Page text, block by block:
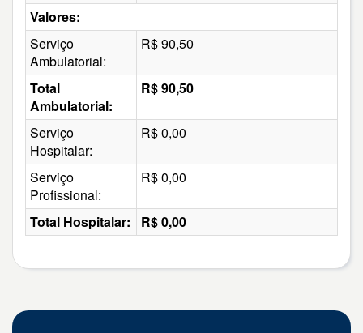
Valores:
Serviço
Ambulatorial:
R$ 90,50
Total
Ambulatorial:
R$ 90,50
Serviço
Hospitalar:
R$ 0,00
Serviço
Profissional:
R$ 0,00
Total Hospitalar: R$ 0,00